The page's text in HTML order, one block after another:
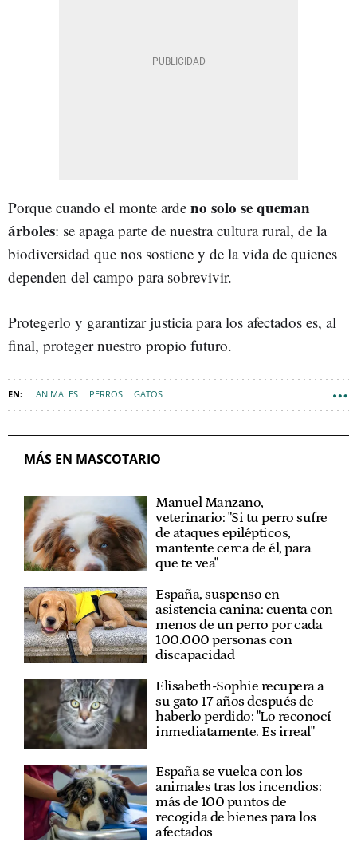
Porque cuando el monte arde no solo se queman
árboles: se apaga parte de nuestra cultura rural, de la
biodiversidad que nos sostiene y de la vida de quienes
dependen del campo para sobrevivir.
Protegerlo y garantizar justicia para los afectados es, al
final, proteger nuestro propio futuro.
ANIMALES PERROS GATOS
MÁS EN MASCOTARIO
Manuel Manzano,
veterinario: "Si tu perro sufre
de ataques epilépticos,
mantente cerca de él, para
que te vea"
España, suspenso en
asistencia canina: cuenta con
menos de un perro por cada
100.000 personas con
discapacidad
Elisabeth-Sophie recupera a
su gato 17 años después de
haberlo perdido: "Lo reconocí
inmediatamente. Es irreal"
España se vuelca con los
animales tras los incendios:
más de 100 puntos de
recogida de bienes para los
afectados